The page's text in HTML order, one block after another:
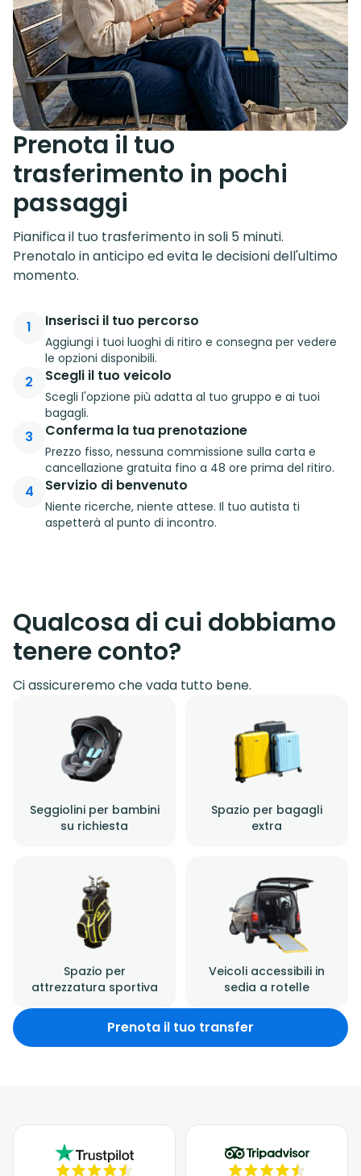
Prenota il tuo
trasferimento in pochi
passaggi
Pianifica il tuo trasferimento in soli 5 minuti.
Prenotalo in anticipo ed evita le decisioni dell'ultimo
momento.
1 Inserisci il tuo percorso
Aggiungi i tuoi luoghi di ritiro e consegna per vedere
le opzioni disponibili.
2 Scegli il tuo veicolo
Scegli l'opzione più adatta al tuo gruppo e ai tuoi
bagagli.
3 Conferma la tua prenotazione
Prezzo fisso, nessuna commissione sulla carta e
cancellazione gratuita fino a 48 ore prima del ritiro.
4 Servizio di benvenuto
Niente ricerche, niente attese. Il tuo autista ti
aspetterà al punto di incontro.
Qualcosa di cui dobbiamo
tenere conto?
Ci assicureremo che vada tutto bene.
Seggiolini per bambini
su richiesta
Spazio per bagagli
extra
Spazio per
attrezzatura sportiva
Veicoli accessibili in
sedia a rotelle
Prenota il tuo transfer